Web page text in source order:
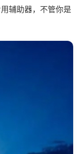
辅助器，不管你是